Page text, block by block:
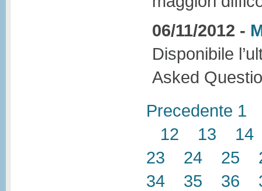
06/11/2012 -
Disponibile
Asked
Precedente 1
12
13
14
23
24 25
34
35 36